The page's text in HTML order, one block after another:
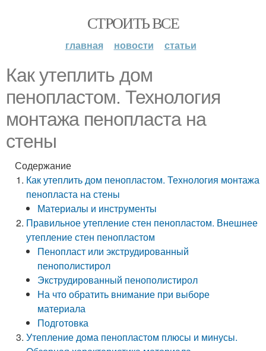
СТРОИТЬ ВСЕ
главная новости статьи
Как утеплить дом
пенопластом. Технология
монтажа пенопласта на
стены
Содержание
Как утеплить дом пенопластом. Технология монтажа
пенопласта на стены
Материалы и инструменты
Правильное утепление стен пенопластом. Внешнее
утепление стен пенопластом
Пенопласт или экструдированный
пенополистирол
Экструдированный пенополистирол
На что обратить внимание при выборе
материала
Подготовка
Утепление дома пенопластом плюсы и минусы.